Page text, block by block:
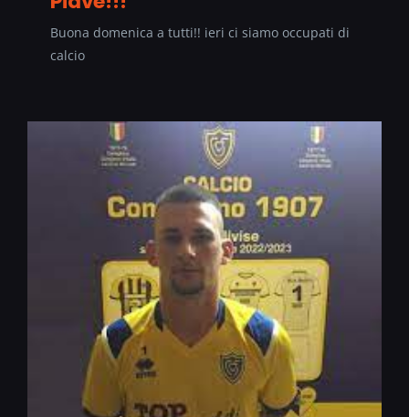
Buona domenica a tutti!! ieri ci siamo occupati di
calcio